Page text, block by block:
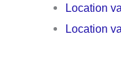
Location
Location